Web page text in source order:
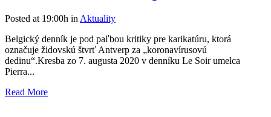
Posted at 19:00h in Aktuality
Belgický denník je pod paľbou kritiky pre karikatúru, ktorá
označuje židovskú štvrť Antverp za „koronavírusovú
dedinu“.Kresba zo 7. augusta 2020 v denníku Le Soir umelca
Pierra...
Read More